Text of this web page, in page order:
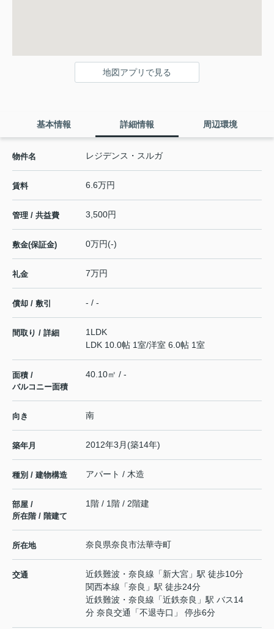
地図アプリで見る
基本情報 詳細情報 周辺環境
物件名 レジデンス・スルガ
賃料 6.6万円
管理 / 共益費 3,500円
敷金(保証金) 0万円(-)
礼金 7万円
償却 / 敷引 - / -
間取り / 詳細
1LDK
LDK 10.0帖 1室/洋室 6.0帖 1室
面積 /
バルコニー面積
40.10㎡ / -
向き 南
築年月 2012年3月(築14年)
種別 / 建物構造 アパート / 木造
部屋 /
所在階 / 階建て
1階 / 1階 / 2階建
所在地 奈良県奈良市法華寺町
交通 近鉄難波・奈良線 「新大宮 」駅 徒歩10分
関西本線 「奈良 」駅 徒歩24分
近鉄難波・奈良線 「近鉄奈良 」駅 バス14
分 奈良交通「不退寺口」 停歩6分